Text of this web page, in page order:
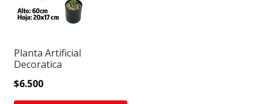
Planta Artificial
Decoratica
$6.500